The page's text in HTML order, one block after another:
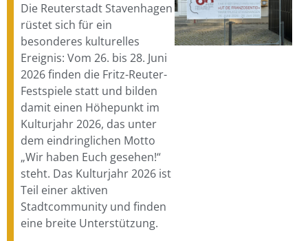
Die Reuterstadt Stavenhagen
rüstet sich für ein
besonderes kulturelles
Ereignis: Vom 26. bis 28. Juni
2026 finden die Fritz-Reuter-
Festspiele statt und bilden
damit einen Höhepunkt im
Kulturjahr 2026, das unter
dem eindringlichen Motto
„Wir haben Euch gesehen!“
steht. Das Kulturjahr 2026 ist
Teil einer aktiven
Stadtcommunity und finden
eine breite Unterstützung.